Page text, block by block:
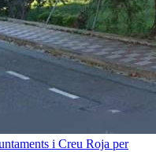
i Creu Roja per